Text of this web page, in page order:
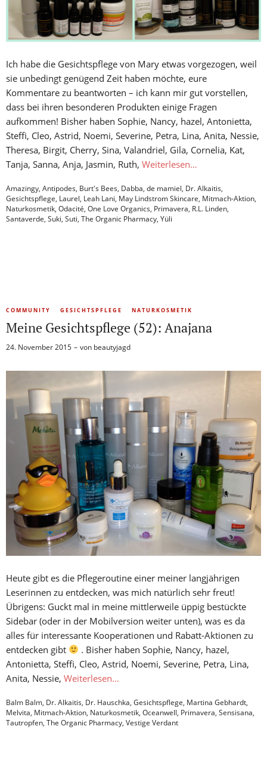
Ich habe die Gesichtspflege von Mary etwas vorgezogen, weil
sie unbedingt genügend Zeit haben möchte, eure
Kommentare zu beantworten – ich kann mir gut vorstellen,
dass bei ihren besonderen Produkten einige Fragen
aufkommen! Bisher haben Sophie, Nancy, hazel, Antonietta,
Steffi, Cleo, Astrid, Noemi, Severine, Petra, Lina, Anita, Nessie,
Theresa, Birgit, Cherry, Sina, Valandriel, Gila, Cornelia, Kat,
Tanja, Sanna, Anja, Jasmin, Ruth, Weiterlesen…
Amazingy, Antipodes, Burt's Bees, Dabba, de mamiel, Dr. Alkaitis,
Gesichtspflege, Laurel, Leah Lani, May Lindstrom Skincare, Mitmach-Aktion,
Naturkosmetik, Odacité, One Love Organics, Primavera, R.L. Linden,
Santaverde, Suki, Suti, The Organic Pharmacy, Yüli
COMMUNITY GESICHTSPFLEGE NATURKOSMETIK
Meine Gesichtspflege (52): Anajana
24. November 2015 von beautyjagd
Heute gibt es die Pflegeroutine einer meiner langjährigen
Leserinnen zu entdecken, was mich natürlich sehr freut!
Übrigens: Guckt mal in meine mittlerweile üppig bestückte
Sidebar (oder in der Mobilversion weiter unten), was es da
alles für interessante Kooperationen und Rabatt-Aktionen zu
entdecken gibt
. Bisher haben Sophie, Nancy, hazel,
Antonietta, Steffi, Cleo, Astrid, Noemi, Severine, Petra, Lina,
Anita, Nessie, Weiterlesen…
Balm Balm, Dr. Alkaitis, Dr. Hauschka, Gesichtspflege, Martina Gebhardt,
Melvita, Mitmach-Aktion, Naturkosmetik, Oceanwell, Primavera, Sensisana,
Tautropfen, The Organic Pharmacy, Vestige Verdant